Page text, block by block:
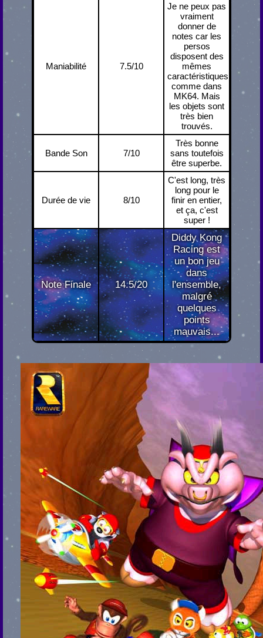
Maniabilité 7.5/10
Je ne peux pas
vraiment
donner de
notes car les
persos
disposent des
mêmes
caractéristiques,
comme dans
MK64. Mais
les objets sont
très bien
trouvés.
Bande Son 7/10
Très bonne
sans toutefois
être superbe.
Durée de vie 8/10
C'est long, très
long pour le
finir en entier,
et ça, c'est
super !
Note Finale 14.5/20
Diddy Kong
Racing est
un bon jeu
dans
l'ensemble,
malgré
quelques
points
mauvais...